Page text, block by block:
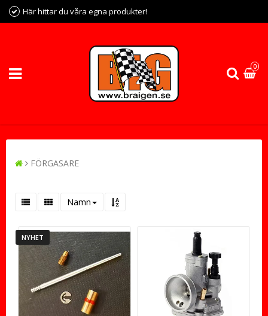
Här hittar du våra egna produkter!
0
FÖRGASARE
Namn
NYHET